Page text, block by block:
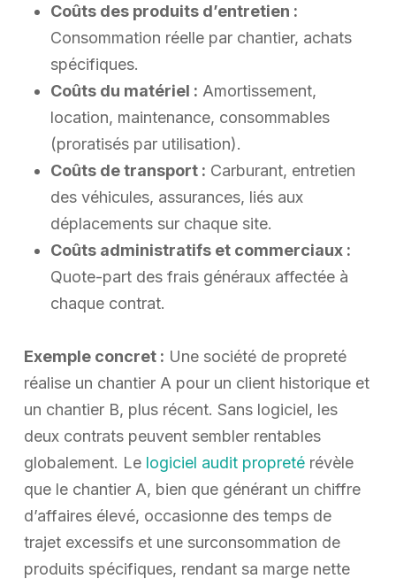
Coûts des produits d’entretien :
Consommation réelle par chantier, achats
spécifiques.
Coûts du matériel : Amortissement,
location, maintenance, consommables
(proratisés par utilisation).
Coûts de transport : Carburant, entretien
des véhicules, assurances, liés aux
déplacements sur chaque site.
Coûts administratifs et commerciaux :
Quote-part des frais généraux affectée à
chaque contrat.
Exemple concret : Une société de propreté
réalise un chantier A pour un client historique et
un chantier B, plus récent. Sans logiciel, les
deux contrats peuvent sembler rentables
globalement. Le logiciel audit propretérévèle
que le chantier A, bien que générant un chiffre
d’affaires élevé, occasionne des temps de
trajet excessifs et une surconsommation de
produits spécifiques, rendant sa marge nette